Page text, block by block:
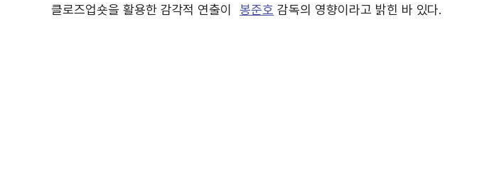
클로즈업숏을 활용한 감각적 연출이
봉준호 감독의 영향이라고 밝힌 바 있다.